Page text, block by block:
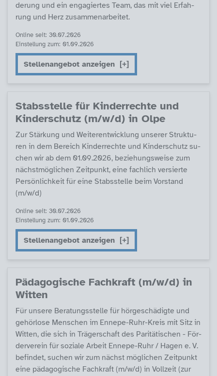
de­rung und ein en­ga­gier­tes Team, das mit viel Er­fah­
rung und Herz zu­sam­men­ar­bei­tet.
Online seit: 30.07.2026
Einstellung zum: 01.09.2026
Stellenangebot anzeigen
Stabs­s­tel­le für Kin­der­rech­te und
Kin­der­schutz (m/w/d) in Ol­pe
Zur Stär­kung und Wei­ter­ent­wick­lung un­se­rer Struk­tu­
ren in dem Be­reich Kin­der­rech­te und Kin­der­schutz su­
chen wir ab dem 01.09.2026, be­zie­hungs­wei­se zum
nächst­mög­li­chen Zeit­punkt, ei­ne fach­lich ver­sier­te
Per­sön­lich­keit für ei­ne Stabs­s­tel­le beim Vor­stand
(m/w/d)
Online seit: 30.07.2026
Einstellung zum: 01.09.2026
Stellenangebot anzeigen
Päda­go­gi­sche Fach­kraft (m/w/d) in
Wit­ten
Für un­se­re Be­ra­tungs­s­tel­le für hör­ge­schä­d­ig­te und
ge­hör­lo­se Men­schen im En­ne­pe-Ruhr-Kreis mit Sitz in
Wit­ten, die sich in Trä­ger­schaft des Pa­ri­tä­ti­schen - För­
der­ve­r­ein für so­zia­le Ar­beit En­ne­pe-Ruhr / Ha­gen e. V.
be­fin­det, su­chen wir zum nächst mög­li­chen Zeit­punkt
ei­ne päda­go­gi­sche Fach­kraft (m/w/d) in Voll­zeit (zur